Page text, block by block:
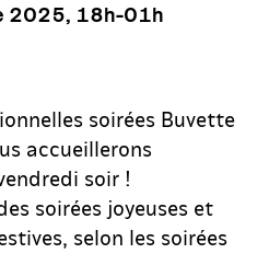
2025, 18h-01h
soirées Buvette
accueillerons
soir !
soirées joyeuses et
selon les soirées